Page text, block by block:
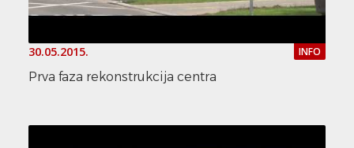
30.05.2015. INFO
Prva faza rekonstrukcija centra